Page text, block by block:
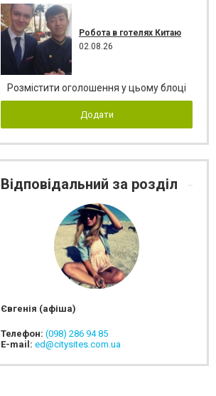
Робота в готелях Китаю
02.08.26
Розмістити оголошення у цьому блоці
Додати
Відповідальний за розділ
Євгенія (афіша)
Телефон: (098) 286 94 85
E-mail: ed@citysites.com.ua